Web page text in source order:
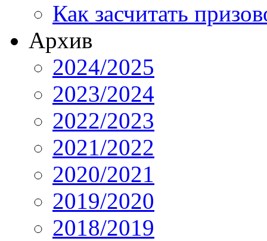
Как засчитать
Архив
2024/2025
2023/2024
2022/2023
2021/2022
2020/2021
2019/2020
2018/2019